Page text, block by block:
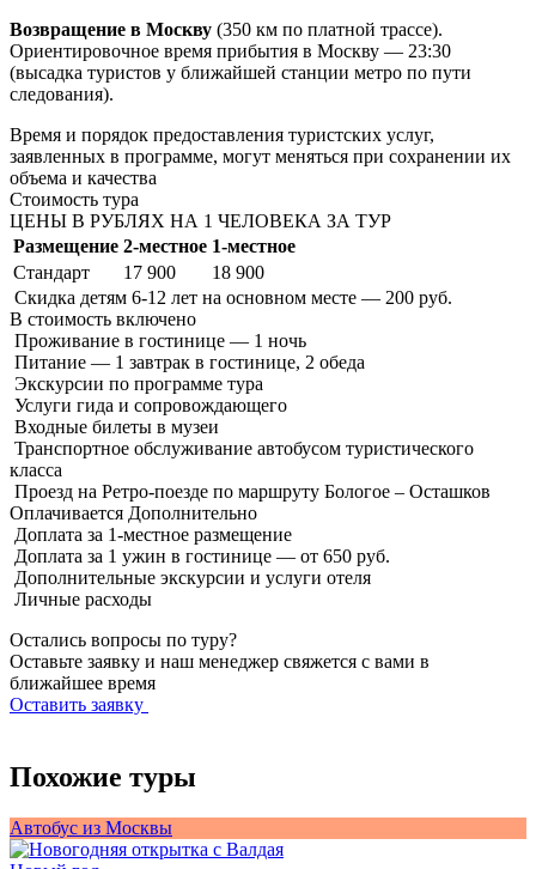
Возвращение в Москву (350 км по платной трассе).
Ориентировочное время прибытия в Москву — 23:30
(высадка туристов у ближайшей станции метро по пути
следования).
Время и порядок предоставления туристских услуг,
заявленных в программе, могут меняться при сохранении их
объема и качества
Стоимость тура
ЦЕНЫ В РУБЛЯХ НА 1 ЧЕЛОВЕКА ЗА ТУР
Размещение 2-местное 1-местное
Стандарт
17 900
18 900
Скидка детям 6-12 лет на основном месте — 200 руб.
В стоимость включено
Проживание в гостинице — 1 ночь
Питание — 1 завтрак в гостинице, 2 обеда
Экскурсии по программе тура
Услуги гида и сопровождающего
Входные билеты в музеи
Транспортное обслуживание автобусом туристического
класса
Проезд на Ретро-поезде по маршруту Бологое – Осташков
Оплачивается Дополнительно
Доплата за 1-местное размещение
Доплата за 1 ужин в гостинице — от 650 руб.
Дополнительные экскурсии и услуги отеля
Личные расходы
Остались вопросы по туру?
Оставьте заявку и наш менеджер свяжется с вами в
ближайшее время
Оставить заявку
Похожие туры
Автобус из Москвы